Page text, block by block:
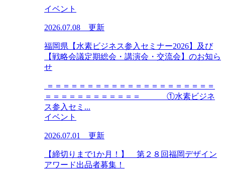
イベント
2026.07.08 更新
福岡県【水素ビジネス参入セミナー2026】及び
【戦略会議定期総会・講演会・交流会】のお知ら
せ
＝＝＝＝＝＝＝＝＝＝＝＝＝＝＝＝＝＝＝＝＝
＝＝＝＝＝＝＝＝＝＝＝＝ ①水素ビジネ
ス参入セミ...
イベント
2026.07.01 更新
【締切りまで1か月！】 第２８回福岡デザイン
アワード出品者募集！